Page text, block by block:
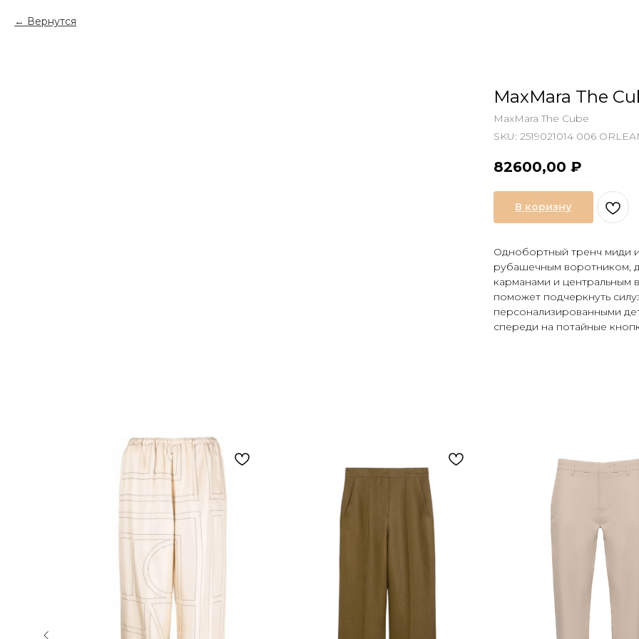
Вернутся
MaxMara The
MaxMara The Cube
SKU: 2519021014 006
82600,00 ₽
В коризну
Однобортный тренч миди
рубашечным воротником,
карманами и центральным
поможет подчеркнуть
персонализированными
спереди на потайные